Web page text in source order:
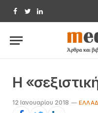
Facebook
TwitterLinkedIn
Η
12 Ιανουαρίου 2018